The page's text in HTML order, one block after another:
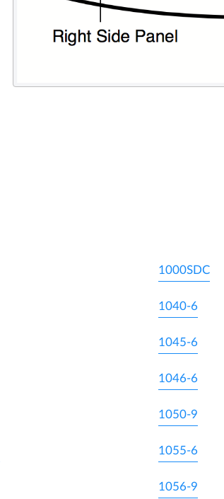
1000SDC
1040-6
1045-6
1046-6
1050-9
1055-6
1056-9